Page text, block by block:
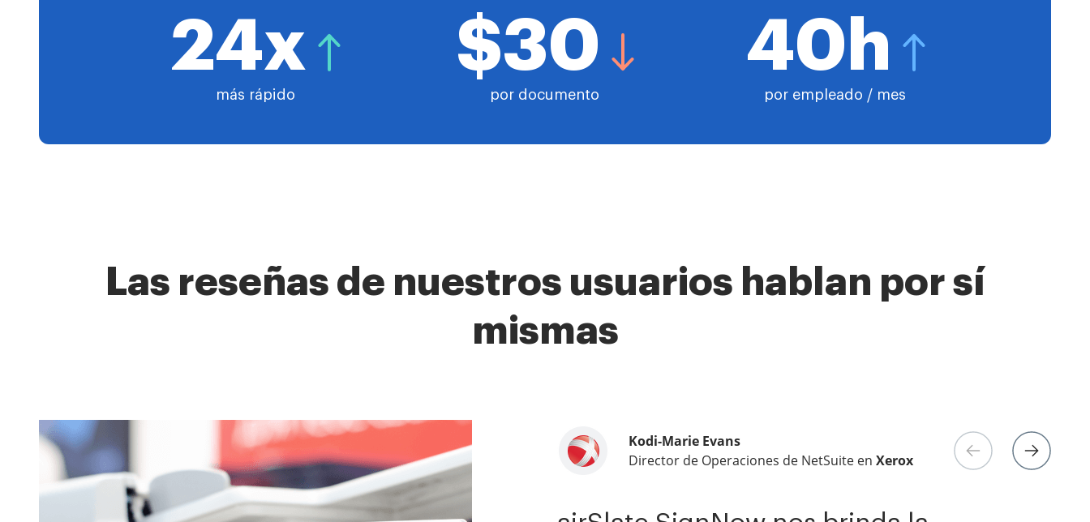
24x
más rápido
$30
por documento
40h
por empleado / mes
Las reseñas de nuestros usuarios hablan por sí
mismas
Kodi-Marie Evans
Director de Operaciones de NetSuite en Xerox
Samantha Jo
Socio de cliente Enterprise enYelp
Megan Bond
Gestión de marketing digital enElectrolux